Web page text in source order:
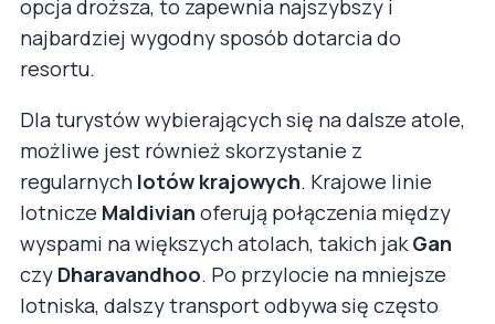
opcja droższa, to zapewnia najszybszy i
najbardziej wygodny sposób dotarcia do
resortu.
Dla turystów wybierających się na dalsze atole,
możliwe jest również skorzystanie z
regularnych lotów krajowych. Krajowe linie
lotnicze Maldivian oferują połączenia między
wyspami na większych atolach, takich jak Gan
czy Dharavandhoo. Po przylocie na mniejsze
lotniska, dalszy transport odbywa się często